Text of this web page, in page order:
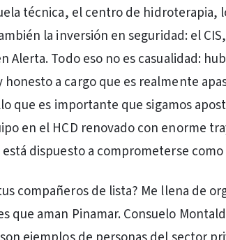
técnica, el centro de hidroterapia,
la inversión en seguridad: el
Alerta. Todo eso no es casualidad:
a cargo que es realmente
que es importante que sigamos
en el HCD renovado con enorme
dispuesto a comprometerse
compañeros de lista? Me llena de
que aman Pinamar. Consuelo